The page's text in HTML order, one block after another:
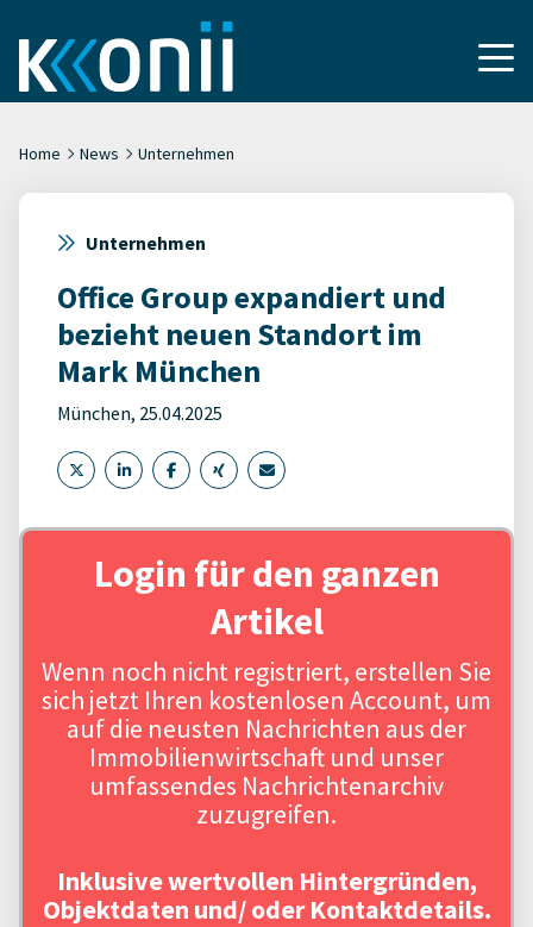
Home News Unternehmen
Unternehmen
Office Group expandiert und
bezieht neuen Standort im
Mark München
München, 25.04.2025
Login für den ganzen
Artikel
Wenn noch nicht registriert, erstellen Sie
sich jetzt Ihren kostenlosen Account, um
auf die neusten Nachrichten aus der
Immobilienwirtschaft und unser
umfassendes Nachrichtenarchiv
zuzugreifen.
Inklusive wertvollen Hintergründen,
Objektdaten und/ oder Kontaktdetails.